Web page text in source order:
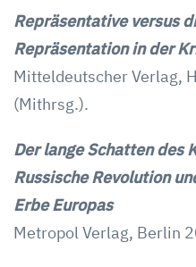
Repräsentative versus
Repräsentation in der
Mitteldeutscher Verlag,
(Mithrsg.).
Der lange Schatten des
Russische Revolution
Erbe Europas
Metropol Verlag, Berlin